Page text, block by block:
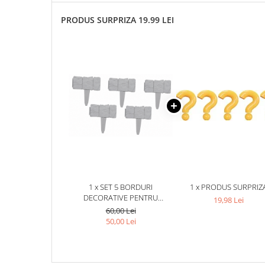
PRODUS SURPRIZA 19.99 LEI
1 x SET 5 BORDURI
DECORATIVE PENTRU
GRADINA, IMITATIE PIATRA,
MODULARE, MONTAJ PRIN
60,00 Lei
50,00 Lei
1 x PRODUS
19,98 Lei